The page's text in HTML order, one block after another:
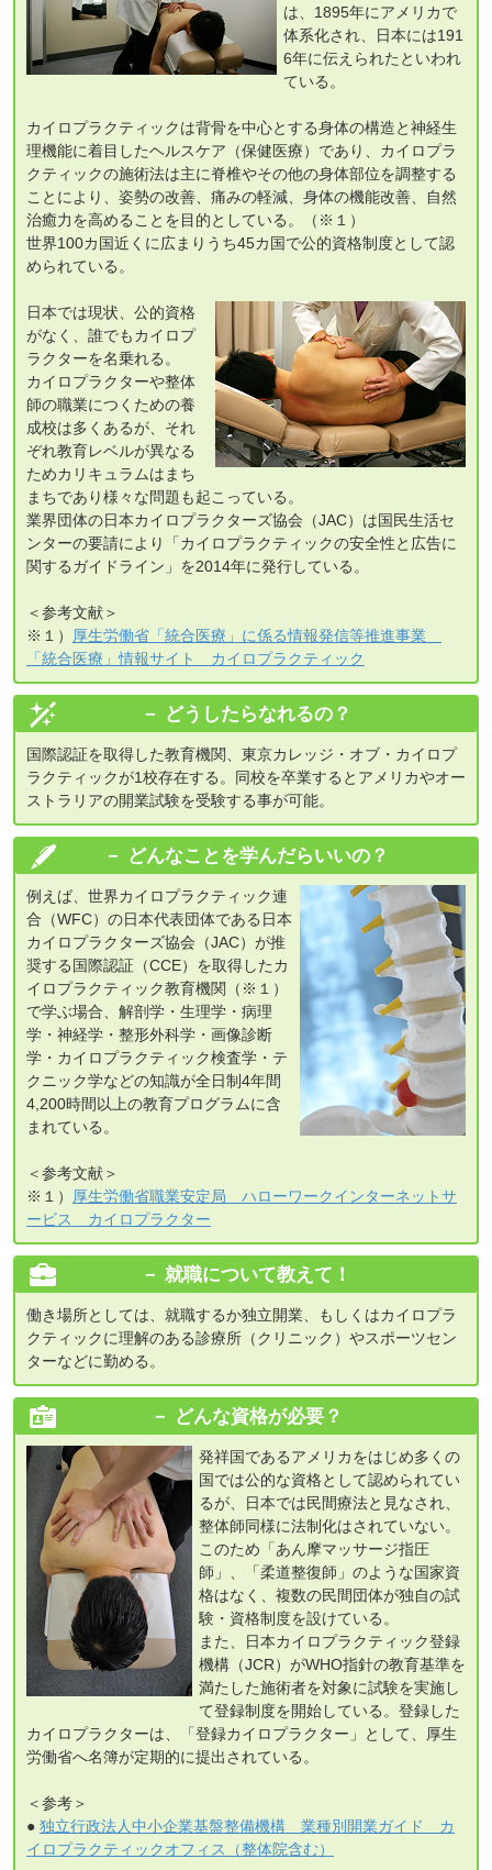
は、1895年にアメリカで
体系化され、日本には191
6年に伝えられたといわれ
ている。
カイロプラクティックは背骨を中心とする身体の構造と神経生
理機能に着目したヘルスケア（保健医療）であり、カイロプラ
クティックの施術法は主に脊椎やその他の身体部位を調整する
ことにより、姿勢の改善、痛みの軽減、身体の機能改善、自然
治癒力を高めることを目的としている。（※１）
世界100カ国近くに広まりうち45カ国で公的資格制度として認
められている。
日本では現状、公的資格
がなく、誰でもカイロプ
ラクターを名乗れる。
カイロプラクターや整体
師の職業につくための養
成校は多くあるが、それ
ぞれ教育レベルが異なる
ためカリキュラムはまち
まちであり様々な問題も起こっている。
業界団体の日本カイロプラクターズ協会（JAC）は国民生活セ
ンターの要請により「カイロプラクティックの安全性と広告に
関するガイドライン」を2014年に発行している。
＜参考文献＞
※１） 厚生労働省「統合医療」に係る情報発信等推進事業
「統合医療」情報サイト カイロプラクティック
どうしたらなれるの？
国際認証を取得した教育機関、東京カレッジ・オブ・カイロプ
ラクティックが1校存在する。同校を卒業するとアメリカやオー
ストラリアの開業試験を受験する事が可能。
どんなことを学んだらいいの？
例えば、世界カイロプラクティック連
合（WFC）の日本代表団体である日本
カイロプラクターズ協会（JAC）が推
奨する国際認証（CCE）を取得したカ
イロプラクティック教育機関（※１）
で学ぶ場合、解剖学・生理学・病理
学・神経学・整形外科学・画像診断
学・カイロプラクティック検査学・テ
クニック学などの知識が全日制4年間
4,200時間以上の教育プログラムに含
まれている。
＜参考文献＞
※１） 厚生労働省職業安定局 ハローワークインターネットサ
ービス カイロプラクター
就職について教えて！
働き場所としては、就職するか独立開業、もしくはカイロプラ
クティックに理解のある診療所（クリニック）やスポーツセン
ターなどに勤める。
どんな資格が必要？
発祥国であるアメリカをはじめ多くの
国では公的な資格として認められてい
るが、日本では民間療法と見なされ、
整体師同様に法制化はされていない。
このため「あん摩マッサージ指圧
師」、「柔道整復師」のような国家資
格はなく、複数の民間団体が独自の試
験・資格制度を設けている。
また、日本カイロプラクティック登録
機構（JCR）がWHO指針の教育基準を
満たした施術者を対象に試験を実施し
て登録制度を開始している。登録した
カイロプラクターは、「登録カイロプラクター」として、厚生
労働省へ名簿が定期的に提出されている。
＜参考＞
● 独立行政法人中小企業基盤整備機構 業種別開業ガイド カ
イロプラクティックオフィス（整体院含む）